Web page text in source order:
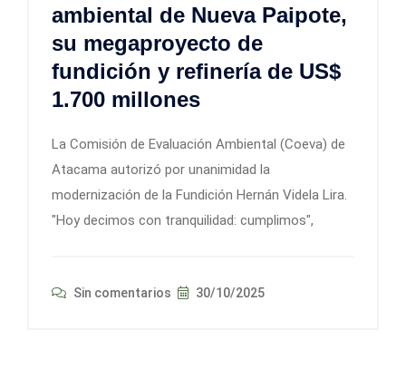
ambiental de Nueva Paipote,
su megaproyecto de
fundición y refinería de US$
1.700 millones
La Comisión de Evaluación Ambiental (Coeva) de
Atacama autorizó por unanimidad la
modernización de la Fundición Hernán Videla Lira.
"Hoy decimos con tranquilidad: cumplimos",
Sin comentarios 30/10/2025